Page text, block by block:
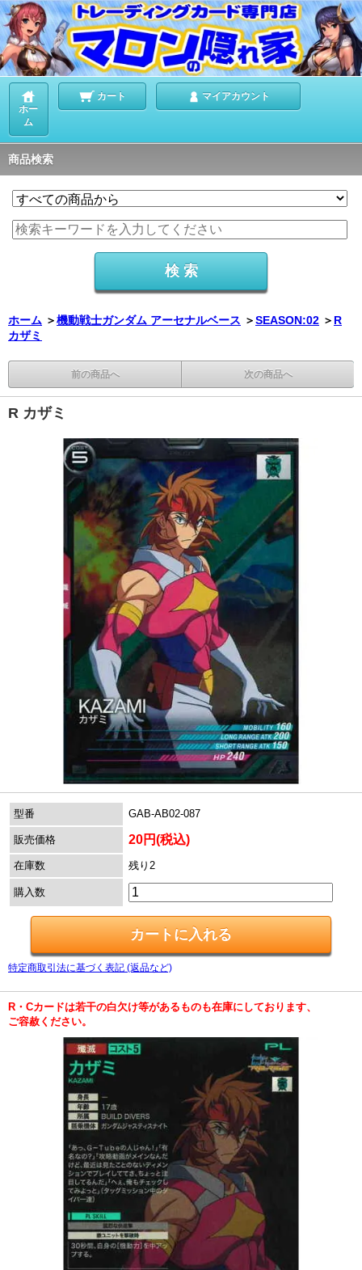
ホー
ム
カート マイアカウント
商品検索
ホーム ＞機動戦士ガンダム アーセナルベース ＞SEASON:02 ＞ R
カザミ
前の商品へ 次の商品へ
R カザミ
型番 GAB-AB02-087
販売価格 20円(税込)
在庫数 残り2
購入数
特定商取引法に基づく表記 (返品など)
R・Cカードは若干の白欠け等があるものも在庫にしております、
ご容赦ください。